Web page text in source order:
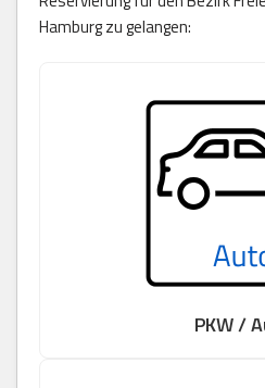
Hamburg zu gelangen:
PKW /